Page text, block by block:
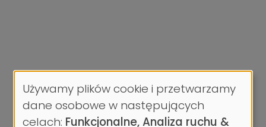
Wykorzystanie
danych
Używamy plików cookie i przetwarzamy
dane osobowe w następujących
celach: Funkcjonalne, Analiza ruchu &